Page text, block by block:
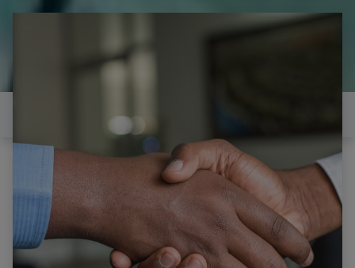
il est temps de
réparer...Electronique 66 est
heureux de vous aider
Tous les produits
WHIRLPOOL AKZM 776/IX FXTP6 BROCHE NEUVE